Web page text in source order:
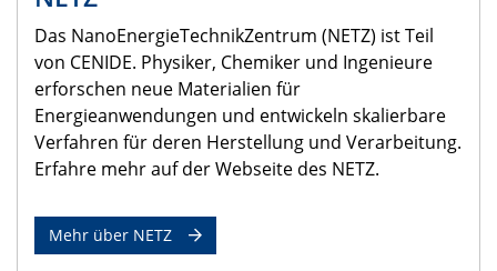
Das NanoEnergieTechnikZentrum (NETZ) ist Teil
von CENIDE. Physiker, Chemiker und Ingenieure
erforschen neue Materialien für
Energieanwendungen und entwickeln skalierbare
Verfahren für deren Herstellung und Verarbeitung.
Erfahre mehr auf der Webseite des NETZ.
Mehr über NETZ